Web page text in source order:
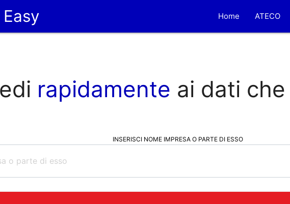
Home ATECO
rapidamente ai dati
INSERISCI NOME IMPRESA O PARTE DI ESSO